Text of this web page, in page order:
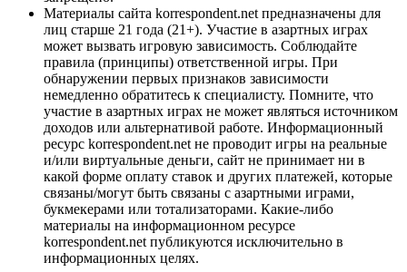
Материалы сайта korrespondent.net предназначены для
лиц старше 21 года (21+). Участие в азартных играх
может вызвать игровую зависимость. Соблюдайте
правила (принципы) ответственной игры. При
обнаружении первых признаков зависимости
немедленно обратитесь к специалисту. Помните, что
участие в азартных играх не может являться источником
доходов или альтернативой работе. Информационный
ресурс korrespondent.net не проводит игры на реальные
и/или виртуальные деньги, сайт не принимает ни в
какой форме оплату ставок и других платежей, которые
связаны/могут быть связаны с азартными играми,
букмекерами или тотализаторами. Какие-либо
материалы на информационном ресурсе
korrespondent.net публикуются исключительно в
информационных целях.